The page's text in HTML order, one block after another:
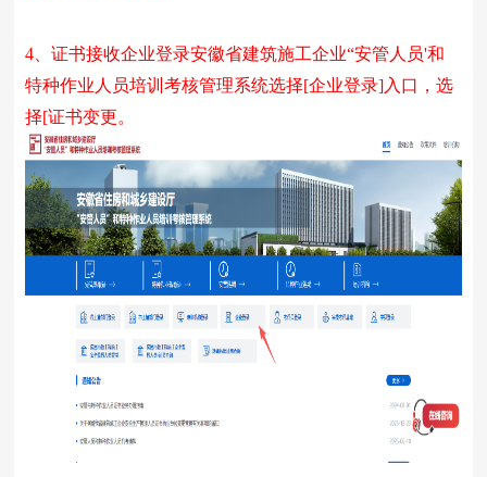
4 、证书接收企业登录安徽省建筑施工企业“安管人员'和
特种作业人员培训考核管理系统选择[企业登录]入口，选
择[证书变更。